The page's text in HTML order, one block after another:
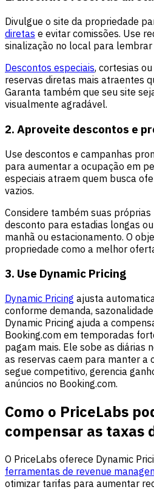
Divulgue o site da propriedade
diretas e evitar comissões. Use
sinalização no local para
Descontos especiais, cortesias
reservas diretas mais atraentes
Garanta também que seu site
visualmente agradável.
2. Aproveite descontos e
Use descontos e campanhas
para aumentar a ocupação em
especiais atraem quem busca
vazios.
Considere também suas próprias
desconto para estadias longas
manhã ou estacionamento. O
propriedade como a melhor
3. Use Dynamic Pricing
Dynamic Pricing ajusta
conforme demanda,
Dynamic Pricing ajuda a
Booking.com em temporadas
pagam mais. Ele sobe as diárias
as reservas caem para manter a
segue competitivo, gerencia
anúncios no Booking.com.
Como o PriceLabs
compensar as taxas
O PriceLabs oferece Dynamic
ferramentas de revenue
otimizar tarifas para aumentar